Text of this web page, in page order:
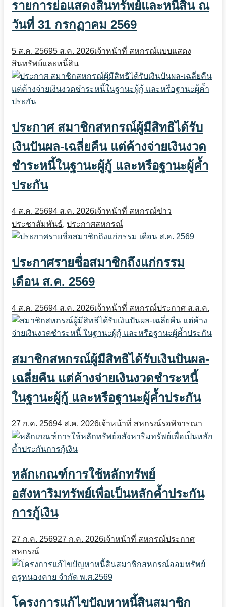
รายการย่อแสดงสินทรัพย์และหนี้สิน ณ
วันที่ 31 กรกฏาคม 2569
5 ส.ค. 25695 ส.ค. 2026เจ้าหน้าที่ สหกรณ์แบบแสดง
สินทรัพย์และหนี้สิน
ประกาศ สมาชิกสหกรณ์ผู้มีสิทธิได้รับ
เงินปันผล-เฉลี่ยคืน แต่ค้างจ่ายเงินงวด
ชำระหนี้ในฐานะผู้กู้ และหรือฐานะผู้ค้ำ
ประกัน
4 ส.ค. 25694 ส.ค. 2026เจ้าหน้าที่ สหกรณ์ข่าว
ประชาสัมพันธ์, ประกาศสหกรณ์
ประกาศรายชื่อสมาชิกถึงแก่กรรม
เดือน ส.ค. 2569
4 ส.ค. 25694 ส.ค. 2026เจ้าหน้าที่ สหกรณ์ประกาศ ส.ส.ค.
สมาชิกสหกรณ์ผู้มีสิทธิได้รับเงินปันผล-
เฉลี่ยคืน แต่ค้างจ่ายเงินงวดชำระหนี้
ในฐานะผู้กู้ และหรือฐานะผู้ค้ำประกัน
27 ก.ค. 25694 ส.ค. 2026เจ้าหน้าที่ สหกรณ์รอพิจารณา
หลักเกณฑ์การใช้หลักทรัพย์
อสังหาริมทรัพย์เพื่อเป็นหลักค้ำประกัน
การกู้เงิน
27 ก.ค. 256927 ก.ค. 2026เจ้าหน้าที่ สหกรณ์ประกาศ
สหกรณ์
โครงการแก้ไขปัญหาหนี้สินสมาชิก